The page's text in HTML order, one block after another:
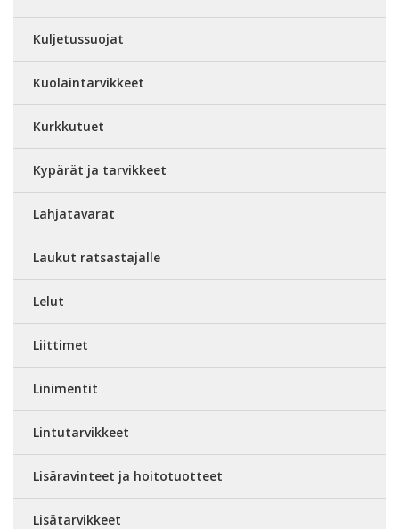
Kuljetussuojat
Kuolaintarvikkeet
Kurkkutuet
Kypärät ja tarvikkeet
Lahjatavarat
Laukut ratsastajalle
Lelut
Liittimet
Linimentit
Lintutarvikkeet
Lisäravinteet ja hoitotuotteet
Lisätarvikkeet